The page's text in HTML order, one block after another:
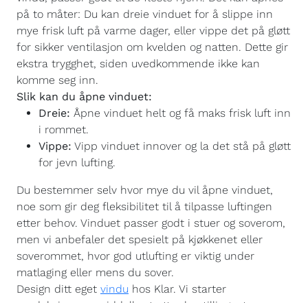
på to måter: Du kan dreie vinduet for å slippe inn
mye frisk luft på varme dager, eller vippe det på gløtt
for sikker ventilasjon om kvelden og natten. Dette gir
ekstra trygghet, siden uvedkommende ikke kan
komme seg inn.
Slik kan du åpne vinduet:
Dreie: Åpne vinduet helt og få maks frisk luft inn
i rommet.
Vippe: Vipp vinduet innover og la det stå på gløtt
for jevn lufting.
Du bestemmer selv hvor mye du vil åpne vinduet,
noe som gir deg fleksibilitet til å tilpasse luftingen
etter behov. Vinduet passer godt i stuer og soverom,
men vi anbefaler det spesielt på kjøkkenet eller
soverommet, hvor god utlufting er viktig under
matlaging eller mens du sover.
Design ditt eget vindu hos Klar. Vi starter